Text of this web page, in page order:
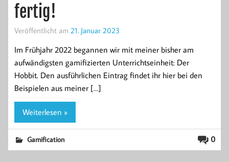
fertig!
Veröffentlicht am 21. Januar 2023
Im Frühjahr 2022 begannen wir mit meiner bisher am
aufwändigsten gamifizierten Unterrichtseinheit: Der
Hobbit. Den ausführlichen Eintrag findet ihr hier bei den
Beispielen aus meiner […]
Weiterlesen »
0
Gamification